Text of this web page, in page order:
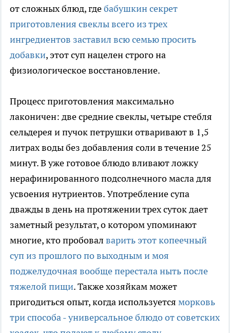
от сложных блюд, гдебабушкин секрет
приготовления свеклы всего из трех
ингредиентов заставил всю семью просить
добавки, этот суп нацелен строго на
физиологическое восстановление.
Процесс приготовления максимально
лаконичен: две средние свеклы, четыре стебля
сельдерея и пучок петрушки отваривают в 1,5
литрах воды без добавления соли в течение 25
минут. В уже готовое блюдо вливают ложку
нерафинированного подсолнечного масла для
усвоения нутриентов. Употребление супа
дважды в день на протяжении трех суток дает
заметный результат, о котором упоминают
многие, кто пробовал варить этот копеечный
суп из прошлого по выходным и моя
поджелудочная вообще перестала ныть после
тяжелой пищи. Также хозяйкам может
пригодиться опыт, когда используется морковь
три способа - универсальное блюдо от советских